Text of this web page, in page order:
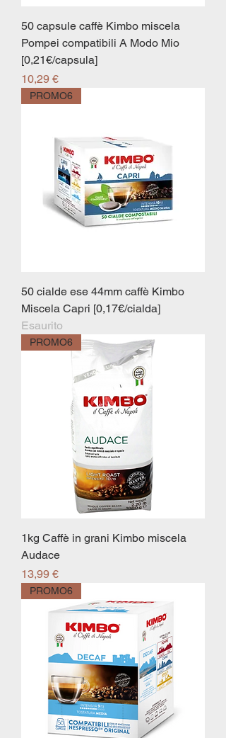
50 capsule caffè Kimbo miscela
Pompei compatibili A Modo Mio
[0,21€/capsula]
Prezzo
10,29 €
PROMO6
50 cialde ese 44mm caffè Kimbo
Miscela Capri [0,17€/cialda]
Esaurito
PROMO6
1kg Caffè in grani Kimbo miscela
Audace
Prezzo
13,99 €
PROMO6